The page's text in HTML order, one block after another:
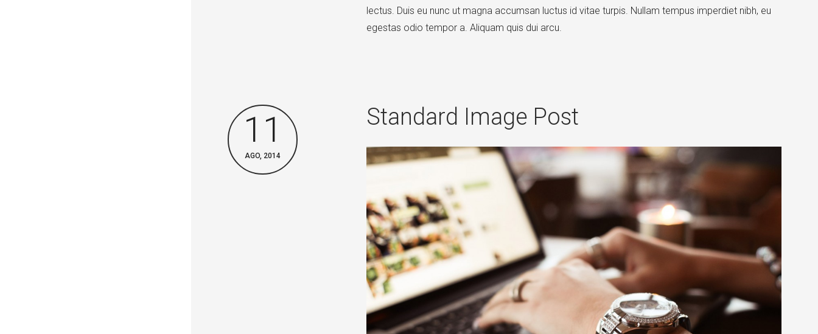
lectus. Duis eu nunc ut magna accumsan luctus id vitae turpis. Nullam tempus imperdiet nibh, eu
egestas odio tempor a. Aliquam quis dui arcu.
11
AGO, 2014
Standard Image Post